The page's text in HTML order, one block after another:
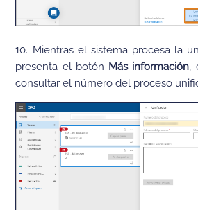
10. Mientras el sistema procesa la
presenta el botón Más información,
consultar el número del proceso